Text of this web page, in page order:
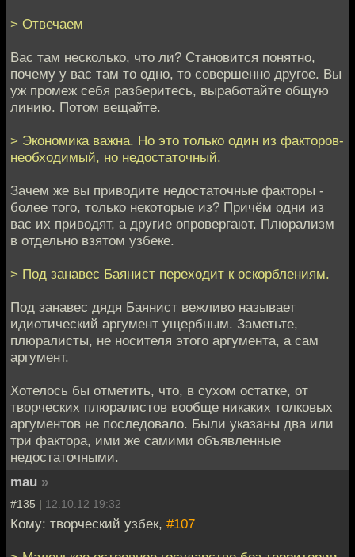
> Отвечаем
Вас там несколько, что ли? Становится понятно,
почему у вас там то одно, то совершенно другое. Вы
уж промеж себя разберитесь, выработайте общую
линию. Потом вещайте.
> Экономика важна. Но это только один из факторов-
необходимый, но недостаточный.
Зачем же вы приводите недостаточные факторы -
более того, только некоторые из? Причём одни из
вас их приводят, а другие опровергают. Плюрализм
в отдельно взятом узбеке.
> Под занавес Баянист переходит к оскорблениям.
Под занавес дядя Баянист вежливо называет
идиотический аргумент ущербным. Заметьте,
плюралисты, не носителя этого аргумента, а сам
аргумент.
Хотелось бы отметить, что, в сухом остатке, от
творческих плюралистов вообще никаких толковых
аргументов не последовало. Были указаны два или
три фактора, ими же самими объявленные
недостаточными.
mau »
#135 | 12.10.12 19:32
Кому: творческий узбек, #107